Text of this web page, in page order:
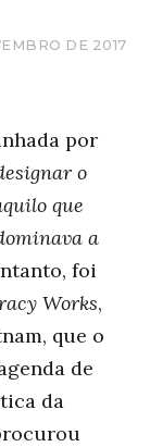
DE 2017
por
o
que
a
foi
Works,
que o
de
da